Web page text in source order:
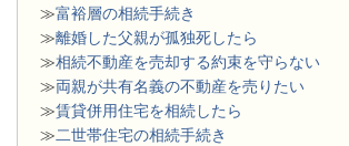
≫富裕層の相続手続き
≫離婚した父親が孤独死したら
≫相続不動産を売却する約束を守らない
≫両親が共有名義の不動産を売りたい
≫賃貸併用住宅を相続したら
≫二世帯住宅の相続手続き